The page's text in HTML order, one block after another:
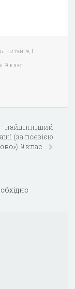
читайте, І
9 клас
найцінніший
(за поезією
9 клас